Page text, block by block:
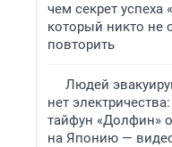
чем секрет успеха
который никто не
повторить
Людей
нет
тайфун «Долфин»
на Японию —